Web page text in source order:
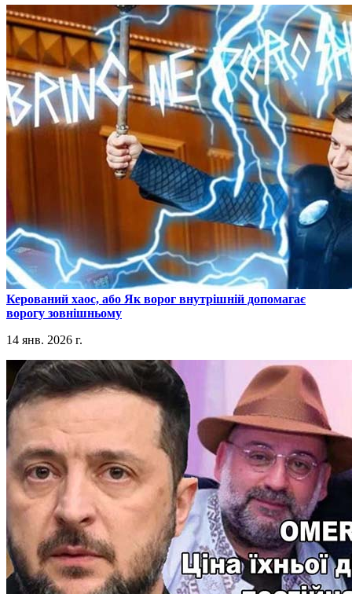
​Керований хаос, або Як ворог внутрішній допомагає
ворогу зовнішньому
14 янв. 2026 г.